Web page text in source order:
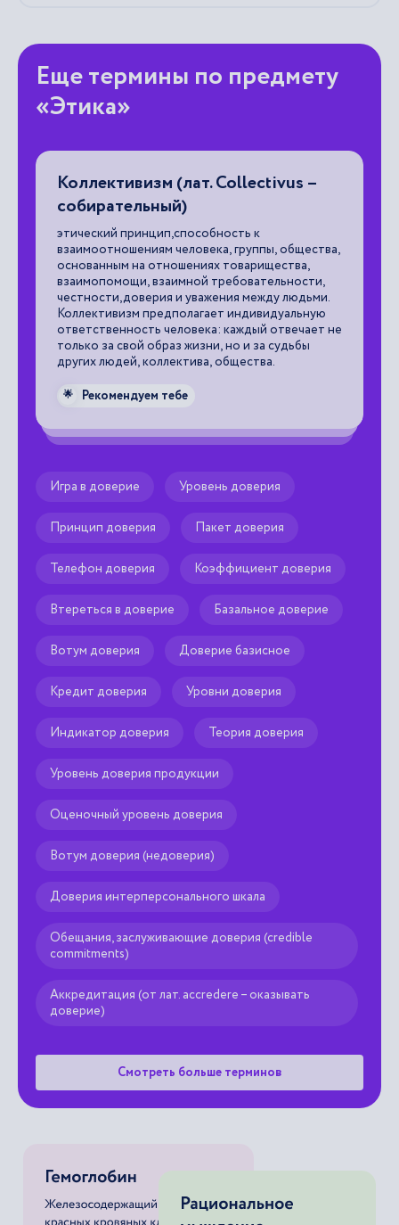
Еще термины по предмету
«Этика»
Коллективизм (лат. Collectivus –
собирательный)
этический принцип,способность к
взаимоотношениям человека, группы, общества,
основанным на отношениях товарищества,
взаимопомощи, взаимной требовательности,
честности,доверия и уважения между людьми.
Коллективизм предполагает индивидуальную
ответственность человека: каждый отвечает не
только за свой образ жизни, но и за судьбы
других людей, коллектива, общества.
🌟 Рекомендуем тебе
Игра в доверие Уровень доверия
Принцип доверия Пакет доверия
Телефон доверия Коэффициент доверия
Втереться в доверие Базальное доверие
Вотум доверия Доверие базисное
Кредит доверия Уровни доверия
Индикатор доверия Теория доверия
Уровень доверия продукции
Оценочный уровень доверия
Вотум доверия (недоверия)
Доверия интерперсонального шкала
Обещания, заслуживающие доверия (credible
commitments)
Аккредитация (от лат. accredere – оказывать
доверие)
Смотреть больше терминов